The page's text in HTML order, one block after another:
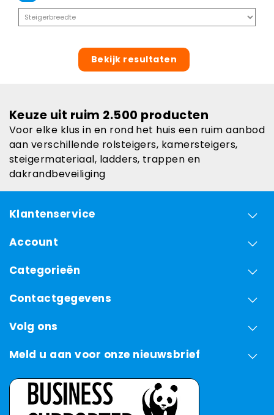
Bekijk resultaten
Keuze uit ruim 2.500 producten
Voor elke klus in en rond het huis een ruim aanbod
aan verschillende rolsteigers, kamersteigers,
steigermateriaal, ladders, trappen en
dakrandbeveiliging
Klantenservice
Account
Categorieën
Contactgegevens
Volg ons
Meld u aan voor onze nieuwsbrief